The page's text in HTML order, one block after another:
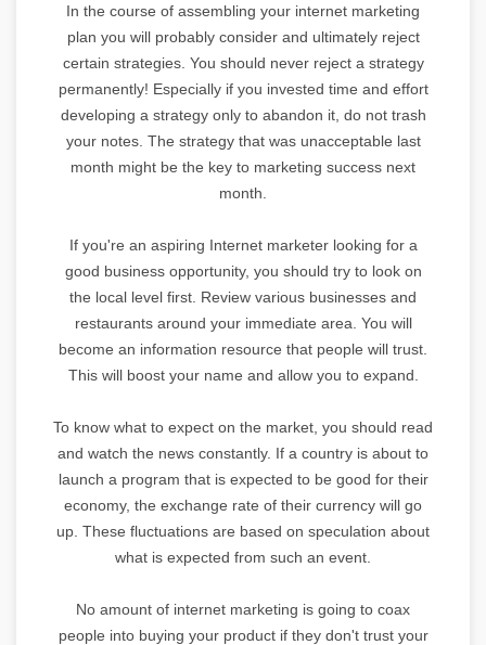
In the course of assembling your internet marketing
plan you will probably consider and ultimately reject
certain strategies. You should never reject a strategy
permanently! Especially if you invested time and effort
developing a strategy only to abandon it, do not trash
your notes. The strategy that was unacceptable last
month might be the key to marketing success next
month.
If you're an aspiring Internet marketer looking for a
good business opportunity, you should try to look on
the local level first. Review various businesses and
restaurants around your immediate area. You will
become an information resource that people will trust.
This will boost your name and allow you to expand.
To know what to expect on the market, you should read
and watch the news constantly. If a country is about to
launch a program that is expected to be good for their
economy, the exchange rate of their currency will go
up. These fluctuations are based on speculation about
what is expected from such an event.
No amount of internet marketing is going to coax
people into buying your product if they don't trust your